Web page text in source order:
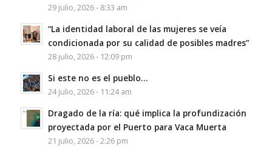
29 julio, 2026 - 8:33 am
“La identidad laboral de las mujeres se veía
condicionada por su calidad de posibles madres”
28 julio, 2026 - 12:09 pm
Si este no es el pueblo…
24 julio, 2026 - 11:24 am
Dragado de la ría: qué implica la profundización
proyectada por el Puerto para Vaca Muerta
21 julio, 2026 - 2:26 pm